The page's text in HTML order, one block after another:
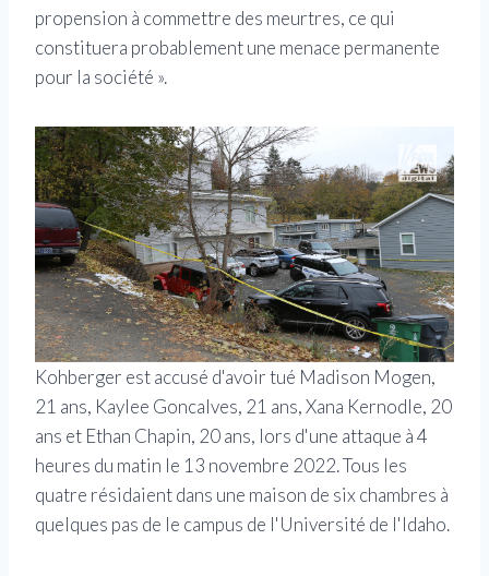
propension à commettre des meurtres, ce qui
constituera probablement une menace permanente
pour la société ».
Kohberger est accusé d'avoir tué Madison Mogen,
21 ans, Kaylee Goncalves, 21 ans, Xana Kernodle, 20
ans et Ethan Chapin, 20 ans, lors d'une attaque à 4
heures du matin le 13 novembre 2022. Tous les
quatre résidaient dans une maison de six chambres à
quelques pas de le campus de l'Université de l'Idaho.